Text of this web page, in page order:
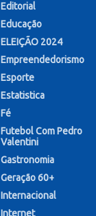
Editorial
Educação
ELEIÇÃO 2024
Empreendedorismo
Esporte
Estatistica
Fé
Futebol Com Pedro
Valentini
Gastronomia
Geração 60+
Internacional
Internet